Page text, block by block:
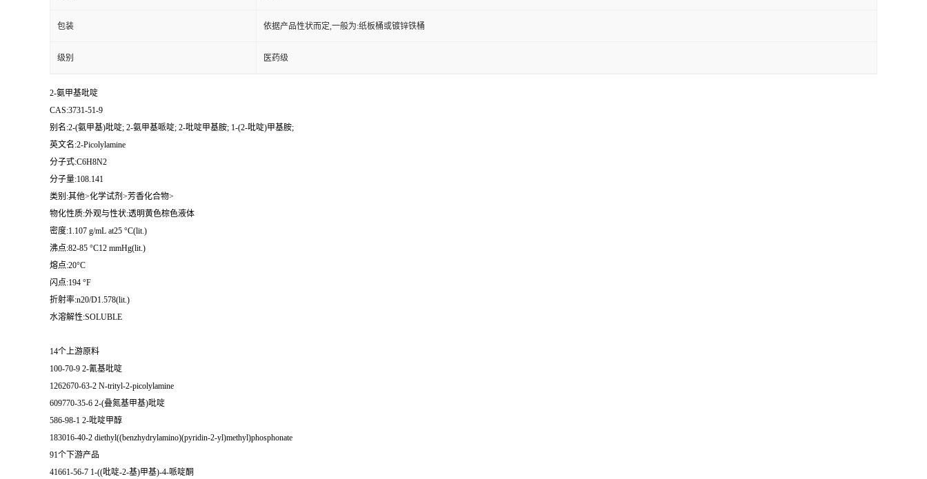
包装 依据产品性状而定,一般为:纸板桶或镀锌铁桶
级别 医药级
2-氨甲基吡啶
CAS:3731-51-9
别名:2-(氨甲基)吡啶; 2-氨甲基哌啶; 2-吡啶甲基胺; 1-(2-吡啶)甲基胺;
英文名:2-Picolylamine
分子式:C6H8N2
分子量:108.141
类别:其他>化学试剂>芳香化合物>
物化性质:外观与性状:透明黄色棕色液体
密度:1.107 g/mL at25 °C(lit.)
沸点:82-85 °C12 mmHg(lit.)
熔点:20°C
闪点:194 °F
折射率:n20/D1.578(lit.)
水溶解性:SOLUBLE
14个上游原料
100-70-9 2-氰基吡啶
1262670-63-2 N-trityl-2-picolylamine
609770-35-6 2-(叠氮基甲基)吡啶
586-98-1 2-吡啶甲醇
183016-40-2 diethyl((benzhydrylamino)(pyridin-2-yl)methyl)phosphonate
91个下游产品
41661-56-7 1-((吡啶-2-基)甲基)-4-哌啶酮